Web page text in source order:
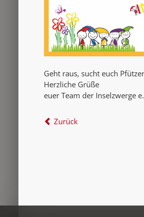
Geht raus, sucht euch
Herzliche Grüße
euer Team der Inselzwerge
Zurück